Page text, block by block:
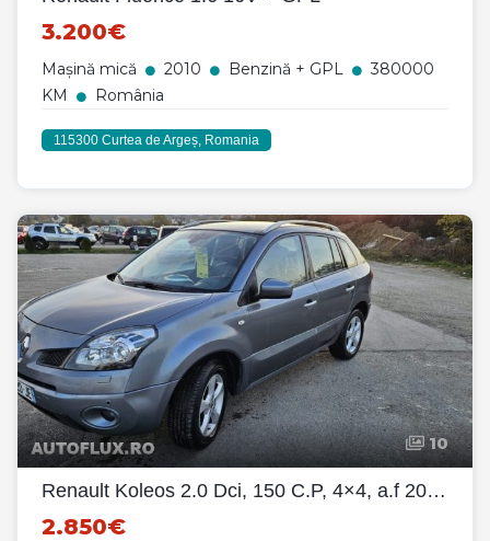
3.200€
Mașină mică 2010 Benzină + GPL
380000
KM
România
115300 Curtea de Argeș, Romania
10
Renault Koleos 2.0 Dci, 150 C.P, 4×4, a.f 2008, euro4,
2.850€